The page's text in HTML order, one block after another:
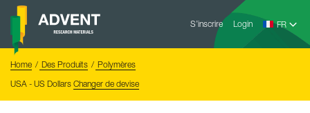
Skip
content
S’inscrire Login
Advent
Home Des Produits
Polymères
USA - US Dollars Changer de devise